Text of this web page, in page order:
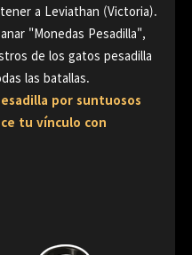
a Leviathan (Victoria).
"Monedas Pesadilla",
de los gatos pesadilla
las batallas.
por suntuosos
tu vínculo con